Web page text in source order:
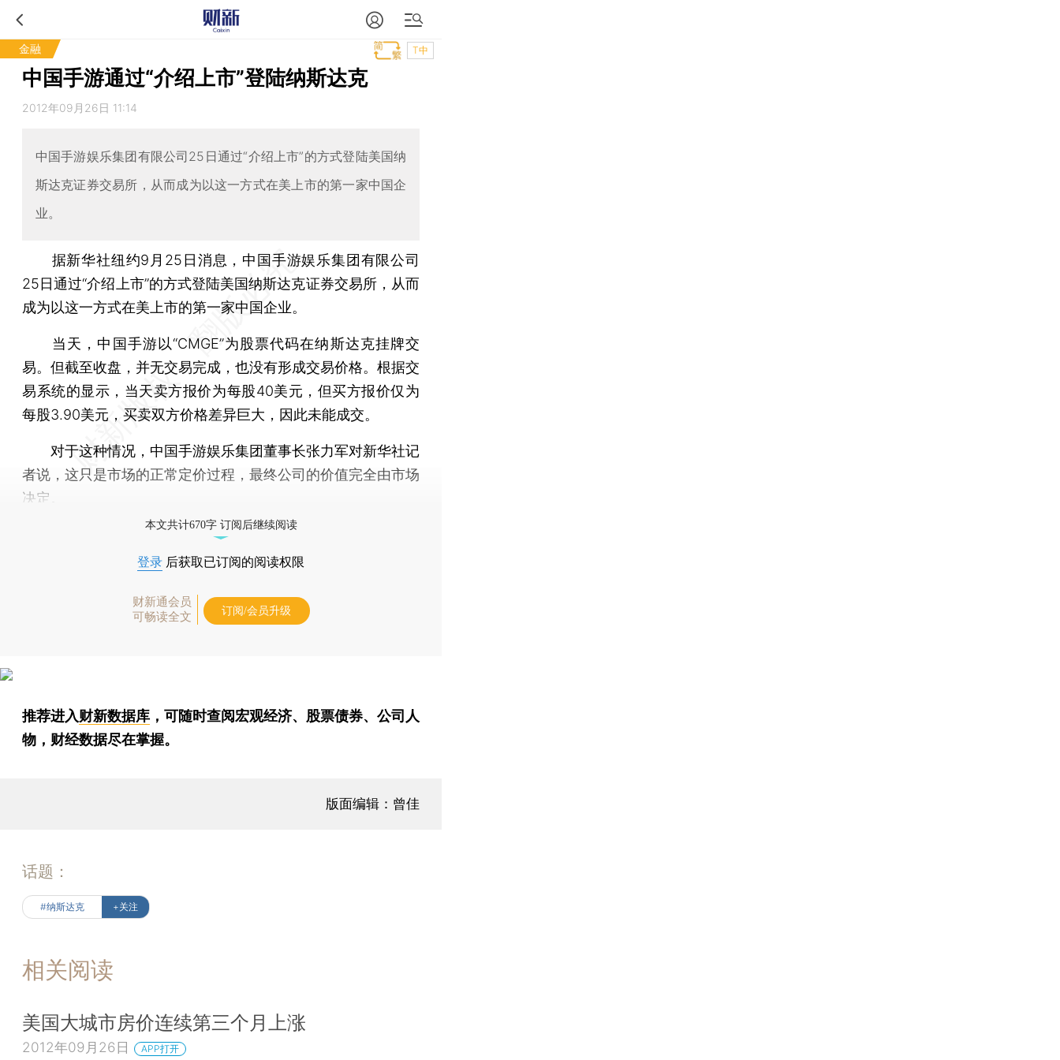
金融 T中
中国手游通过“介绍上市”登陆纳斯达克
2012年09月26日 11:14
中国手游娱乐集团有限公司25日通过“介绍上市”的方式登陆美国纳
斯达克证券交易所，从而成为以这一方式在美上市的第一家中国企
业。
据新华社纽约9月25日消息，中国手游娱乐集团有限公司
25日通过“介绍上市”的方式登陆美国纳斯达克证券交易所，从而
成为以这一方式在美上市的第一家中国企业。
当天，中国手游以“CMGE”为股票代码在纳斯达克挂牌交
易。但截至收盘，并无交易完成，也没有形成交易价格。根据交
易系统的显示，当天卖方报价为每股40美元，但买方报价仅为
每股3.90美元，买卖双方价格差异巨大，因此未能成交。
对于这种情况，中国手游娱乐集团董事长张力军对新华社记
者说，这只是市场的正常定价过程，最终公司的价值完全由市场
决定。
本文共计670字 订阅后继续阅读
登录 后获取已订阅的阅读权限
财新通会员
可畅读全文
订阅/会员升级
推荐进入财新数据库 ，可随时查阅宏观经济、股票债券、公司人
物，财经数据尽在掌握。
版面编辑：曾佳
话题：
#纳斯达克 +关注
相关阅读
美国大城市房价连续第三个月上涨
2012年09月26日 APP打开